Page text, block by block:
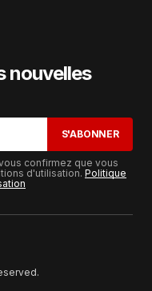
nouvelles
S'ABONNER
confirmez que vous
d'utilisation. Politique